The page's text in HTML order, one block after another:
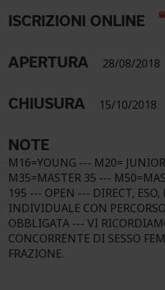
ISCRIZIONI ONLINE
APERTURA 28/08/2018
CHIUSURA 15/10/2018
NOTE
M16=YOUNG --- M20=
M35=MASTER 35 ---
195 --- OPEN --- DIRECT,
INDIVIDUALE CON
OBBLIGATA --- VI
CONCORRENTE DI SESSO
FRAZIONE.